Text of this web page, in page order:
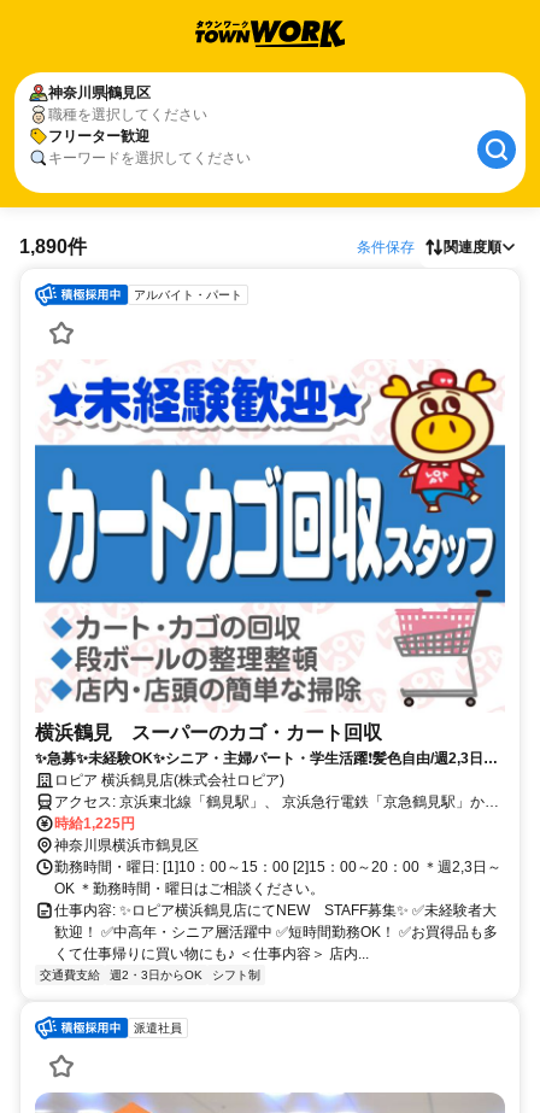
神奈川県鶴見区
職種を選択してください
フリーター歓迎
キーワードを選択してください
1,890件 条件保存 関連度順
アルバイト・パート
横浜鶴見 スーパーのカゴ・カート回収
✨急募✨未経験OK✨シニア・主婦パート・学生活躍❗︎髪色自由/週2,3日～
OK/短時間OK
ロピア 横浜鶴見店(株式会社ロピア)
アクセス: 京浜東北線「鶴見駅」、 京浜急行電鉄「京急鶴見駅」から
徒歩12分
時給1,225円
神奈川県横浜市鶴見区
勤務時間・曜日: [1]10：00～15：00 [2]15：00～20：00 ＊週2,3日～
OK ＊勤務時間・曜日はご相談ください。
仕事内容: ✨ロピア横浜鶴見店にてNEW STAFF募集✨ ✅️未経験者大
歓迎！ ✅️中高年・シニア層活躍中 ✅️短時間勤務OK！ ✅️お買得品も多
くて仕事帰りに買い物にも♪ ＜仕事内容＞ 店内...
交通費支給 週2・3日からOK シフト制
派遣社員